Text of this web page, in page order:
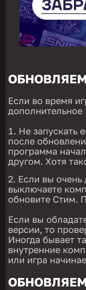
Если во время
Не запускать
после
программа
другом. Хотя
Если вы очень
выключаете
обновите Стим.
Если вы
версии, то
Иногда бывает
внутренние
или игра